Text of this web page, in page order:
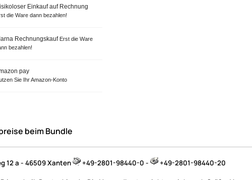
Einkauf auf Rechnung
die Ware dann bezahlen!
Rechnungskauf Erst die Ware
bezahlen!
pay
Sie Ihr Amazon-Konto
beim Bundle
12 a - 46509 Xanten +49-2801-98440-0 - +49-2801-98440-20